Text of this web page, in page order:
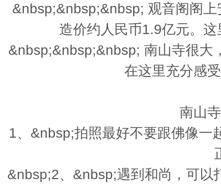
&nbsp;&nbsp;&nbsp; 观音阁阁
造价约人民币1.9亿元。
&nbsp;&nbsp;&nbsp; 南山寺很大
在这里充分感
南山
1、&nbsp;拍照最好不要跟佛像一
&nbsp;2、&nbsp;遇到和尚，可以